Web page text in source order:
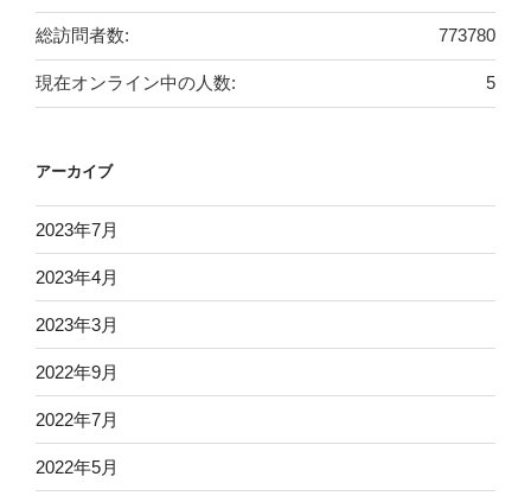
773780
総訪問者数:
5
現在オンライン中の人数:
アーカイブ
2023年7月
2023年4月
2023年3月
2022年9月
2022年7月
2022年5月